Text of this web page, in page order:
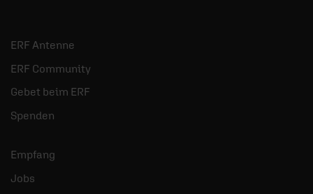
ERF Antenne
ERF Community
Gebet beim ERF
Spenden
Empfang
Jobs